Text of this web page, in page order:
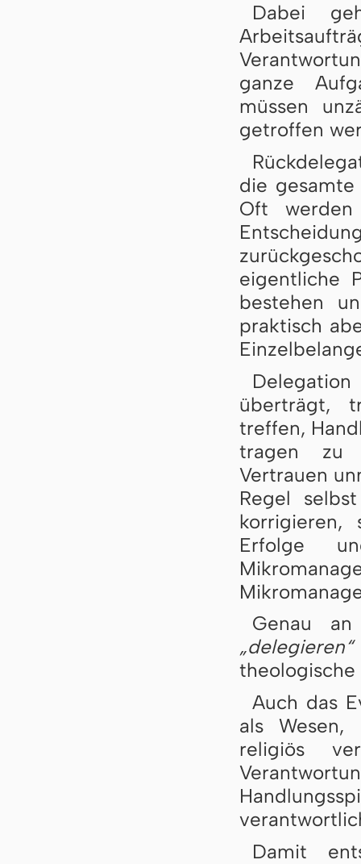
Dabei
ganze
müssen
getroffen
die gesamte
Oft
eigentliche
bestehen
praktisch
überträgt,
treffen,
tragen zu
Vertrauen
Regel
Erfolge
Genau
„delegieren“
theologische
Auch das
als
religiös
Damit